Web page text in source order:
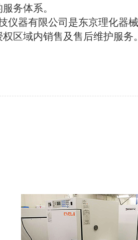
务体系。
仪器有限公司是东京理化器
权区域内销售及售后维护服务